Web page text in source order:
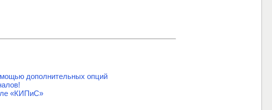
дополнительных опций
«КИПиС»